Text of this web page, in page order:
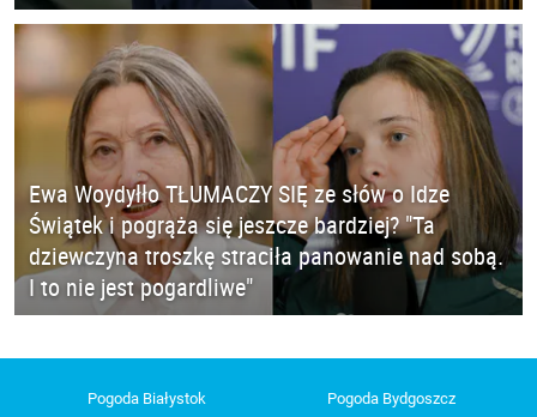
Ewa Woydyłło TŁUMACZY SIĘ ze słów o Idze
Świątek i pogrąża się jeszcze bardziej? "Ta
dziewczyna troszkę straciła panowanie nad sobą.
I to nie jest pogardliwe"
Pogoda Białystok Pogoda Bydgoszcz